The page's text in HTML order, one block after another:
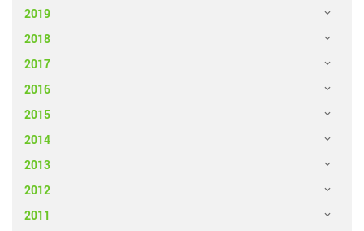
2019
2018
2017
2016
2015
2014
2013
2012
2011